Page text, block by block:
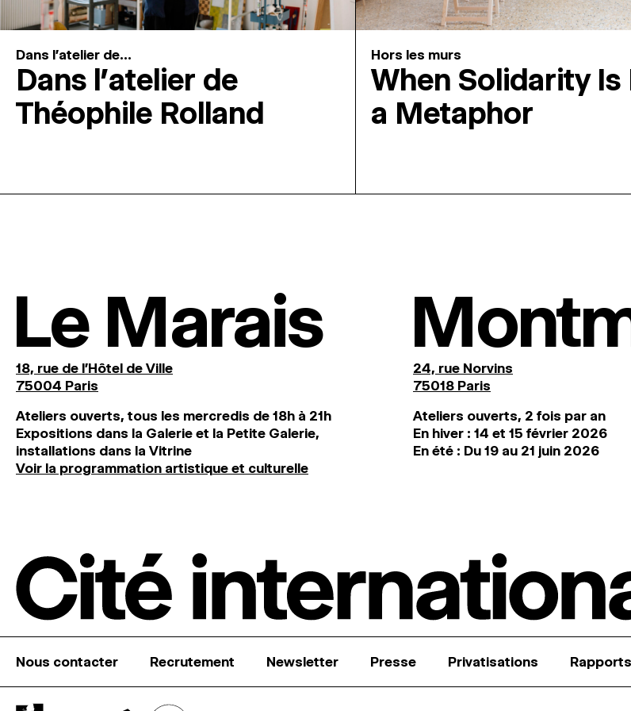
Dans l'atelier de...
Dans l’atelier de
Théophile Rolland
Hors les murs
When Solidarity Is
a Metaphor
Le Marais
18, rue de l'Hôtel de Ville
75004 Paris
Ateliers ouverts, tous les mercredis de 18h à 21h
Expositions dans la Galerie et la Petite Galerie,
installations dans la Vitrine
Voir la programmation artistique et culturelle
24, rue Norvins
75018 Paris
Ateliers ouverts, 2 fois par an
En hiver : 14 et 15 février 2026
En été : Du 19 au 21 juin 2026
Nous contacter Recrutement Newsletter Presse Privatisations